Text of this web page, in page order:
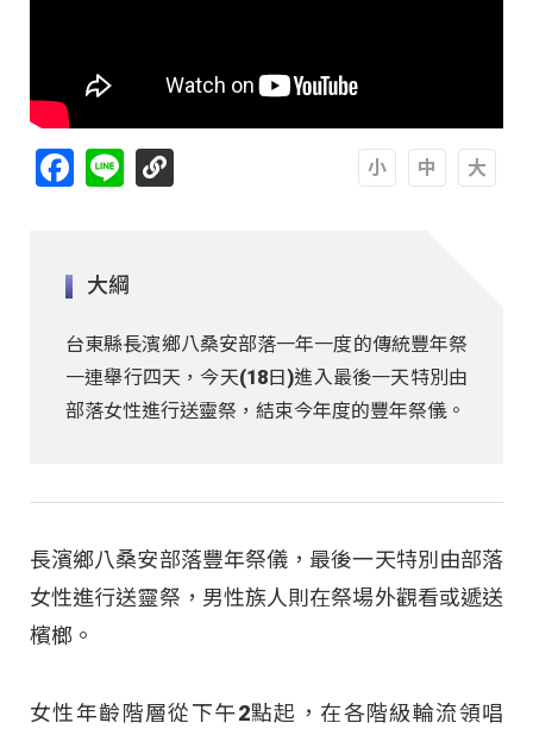
Facebook
Line
大綱
台東縣長濱鄉八桑安部落一年一度的傳統豐年祭
一連舉行四天，今天(18日)進入最後一天特別由
部落女性進行送靈祭，結束今年度的豐年祭儀。
長濱鄉八桑安部落豐年祭儀，最後一天特別由部落
女性進行送靈祭，男性族人則在祭場外觀看或遞送
檳榔。
女性年齡階層從下午2點起，在各階級輪流領唱